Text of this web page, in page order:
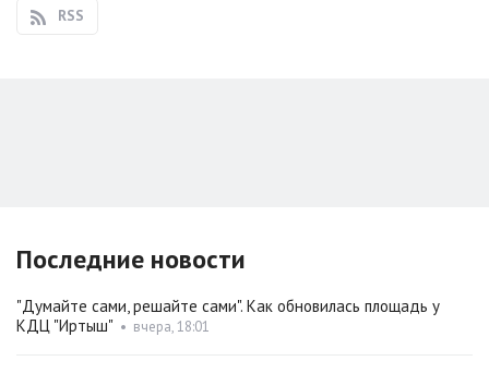
RSS
Последние новости
"Думайте сами, решайте сами". Как обновилась площадь у
КДЦ "Иртыш" • вчера, 18:01